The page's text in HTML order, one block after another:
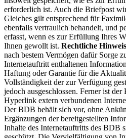
erforderlich ist. Auch die Briefpost
Gleiches gilt entsprechend für
ebenfalls vertraulich behandelt, und
erfasst, wenn es zur Erfüllung Ihres
Ihnen gewollt ist. Rechtliche
nach bestem Vermögen dafür Sorge
Internetauftritt enthaltenen
Haftung oder Garantie für die
Vollständigkeit der zur Verfügung
jedoch ausgeschlossen. Ferner ist
Hyperlink extern verbundenen
Der BDB behält sich vor, ohne
Ergänzungen der bereitgestellten
Inhalte des Internetauftritts des BDB